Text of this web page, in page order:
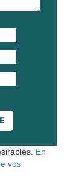
En
vos